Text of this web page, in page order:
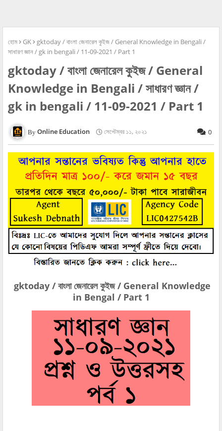
হোম GK
gktoday / বাংলা জেনারেল কুইজ / General Knowledge in Bengali /
সাধারণ জ্ঞান / gk in bengali / 11-09-2021 / Part 1
gktoday / বাংলা জেনারেল কুইজ / General
Knowledge in Bengali / সাধারণ জ্ঞান /
gk in bengali / 11-09-2021 / Part 1
Online Education সেপ্টেম্বর ১১, ২০২১ 0
gktoday / বাংলা জেনারেল কুইজ / General Knowledge
in Bengal / Part 1